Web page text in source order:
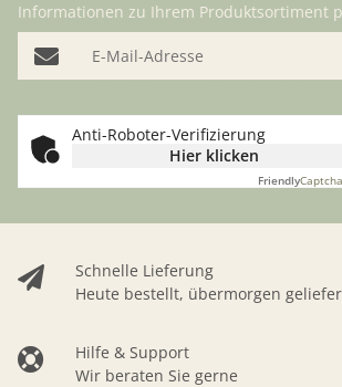
Schnelle Lieferung
Heute bestellt, übermorgen
Hilfe & Support
Wir beraten Sie gerne
Informationen zu Ihrem Produktsortiment
E-Mail-Adresse
Anti-Roboter-Verifizierung
Hier klicken
Friendly